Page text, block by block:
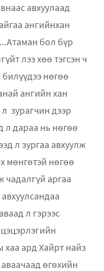
авхуулаад
ангийнхан
бол бүр
лээ хөө тэгсэн ч
нөгөө
ангийн хан
зурагчин дээр
л дараа нь нөгөө
л зургаа авхуулж
мөнгөтэй нөгөө
чадалгүй аргаа
л гэрээс
ард Хайрт найз
өгөхийн